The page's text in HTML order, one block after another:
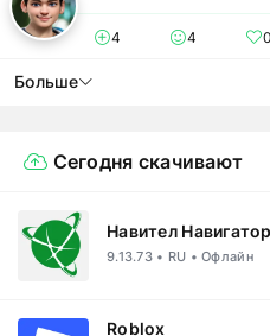
4 4 0
Больше
Сегодня скачивают
Навител Навигатор
9.13.73 • RU • Офлайн
Roblox